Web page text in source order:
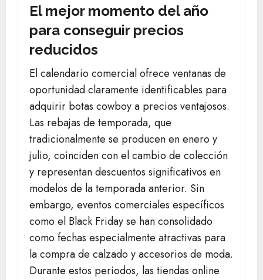
El mejor momento del año
para conseguir precios
reducidos
El calendario comercial ofrece ventanas de
oportunidad claramente identificables para
adquirir botas cowboy a precios ventajosos.
Las rebajas de temporada, que
tradicionalmente se producen en enero y
julio, coinciden con el cambio de colección
y representan descuentos significativos en
modelos de la temporada anterior. Sin
embargo, eventos comerciales específicos
como el Black Friday se han consolidado
como fechas especialmente atractivas para
la compra de calzado y accesorios de moda.
Durante estos periodos, las tiendas online